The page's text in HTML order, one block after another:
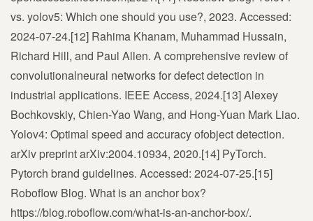
vs. yolov5: Which one should you use?, 2023. Accessed:
2024-07-24.[12] Rahima Khanam, Muhammad Hussain,
Richard Hill, and Paul Allen. A comprehensive review of
convolutionalneural networks for defect detection in
industrial applications. IEEE Access, 2024.[13] Alexey
Bochkovskiy, Chien-Yao Wang, and Hong-Yuan Mark Liao.
Yolov4: Optimal speed and accuracy ofobject detection.
arXiv preprint arXiv:2004.10934, 2020.[14] PyTorch.
Pytorch brand guidelines. Accessed: 2024-07-25.[15]
Roboflow Blog. What is an anchor box?
https://blog.roboflow.com/what-is-an-anchor-box/.